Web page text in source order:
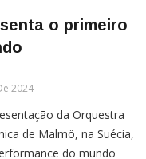
o primeiro
2024
da Orquestra
de Malmö, na Suécia,
do mundo